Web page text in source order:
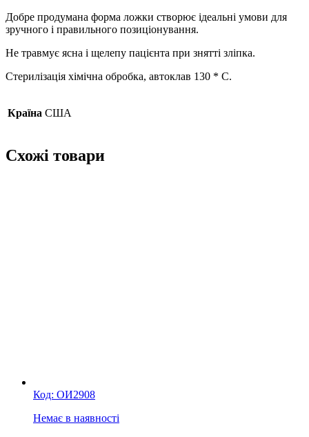
Добре продумана форма ложки створює ідеальні умови для
зручного і правильного позиціонування.
Не травмує ясна і щелепу пацієнта при знятті зліпка.
Стерилізація хімічна обробка, автоклав 130 * С.
Країна США
Схожі товари
Код: ОИ2908
Немає в наявності